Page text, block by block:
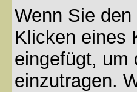
Wenn Sie den
Klicken eines
eingefügt, um
einzutragen.